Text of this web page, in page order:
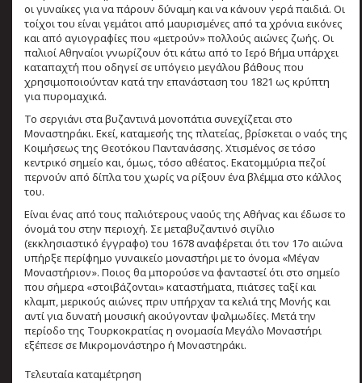
οι γυναίκες για να πάρουν δύναμη και να κάνουν γερά παιδιά. Οι
τοίχοι του είναι γεμάτοι από μαυρισμένες από τα χρόνια εικόνες
και από αγιογραφίες που «μετρούν» πολλούς αιώνες ζωής. Οι
παλιοί Αθηναίοι γνωρίζουν ότι κάτω από το Ιερό Βήμα υπάρχει
καταπαχτή που οδηγεί σε υπόγειο μεγάλου βάθους που
χρησιμοποιούνταν κατά την επανάσταση του 1821 ως κρύπτη
για πυρομαχικά.
Το σεργιάνι στα βυζαντινά μονοπάτια συνεχίζεται στο
Μοναστηράκι. Εκεί, καταμεσής της πλατείας, βρίσκεται ο ναός της
Κοιμήσεως της Θεοτόκου Παντανάσσης. Χτισμένος σε τόσο
κεντρικό σημείο και, όμως, τόσο αθέατος. Εκατομμύρια πεζοί
περνούν από δίπλα του χωρίς να ρίξουν ένα βλέμμα στο κάλλος
του.
Είναι ένας από τους παλιότερους ναούς της Αθήνας και έδωσε το
όνομά του στην περιοχή. Σε μεταβυζαντινό σιγίλιο
(εκκλησιαστικό έγγραφο) του 1678 αναφέρεται ότι τον 17ο αιώνα
υπήρξε περίφημο γυναικείο μοναστήρι με το όνομα «Μέγαν
Μοναστήριον». Ποιος θα μπορούσε να φανταστεί ότι στο σημείο
που σήμερα «στοιβάζονται» καταστήματα, πιάτσες ταξί και
κλαμπ, μερικούς αιώνες πριν υπήρχαν τα κελιά της Μονής και
αντί για δυνατή μουσική ακούγονταν ψαλμωδίες. Μετά την
περίοδο της Τουρκοκρατίας η ονομασία Μεγάλο Μοναστήρι
εξέπεσε σε Μικρομονάστηρο ή Μοναστηράκι.
Τελευταία καταμέτρηση